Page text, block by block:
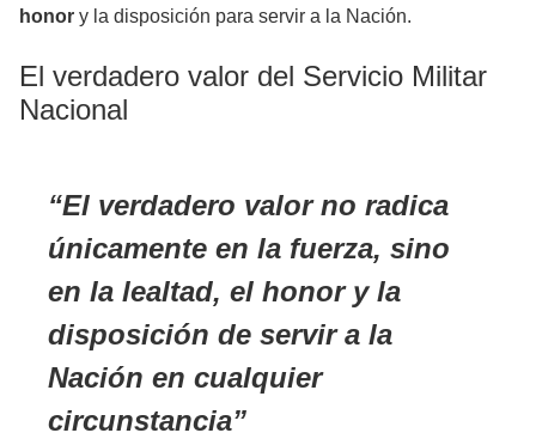
honor y la disposición para servir a la Nación.
El verdadero valor del Servicio Militar
Nacional
El verdadero valor no radica
únicamente en la fuerza, sino
en la lealtad, el honor y la
disposición de servir a la
Nación en cualquier
circunstancia